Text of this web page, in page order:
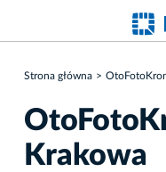
Strona główna
Krakowa